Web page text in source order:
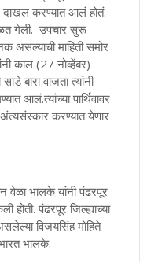
दाखल करण्यात आलं होतं.
गेली. उपचार सुरू
असल्याची माहिती समोर
काल (27 नोव्हेंबर)
बारा वाजता त्यांनी
आलं.त्यांच्या पार्थिवावर
करण्यात येणार
भालके यांनी पंढरपूर
होती. पंढरपूर जिल्ह्याच्या
विजयसिंह मोहिते
भालके.